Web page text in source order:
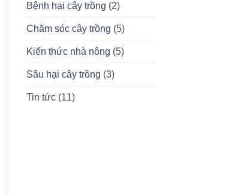
Bệnh hại cây trồng (2)
Chăm sóc cây trồng (5)
Kiến thức nhà nông (5)
Sâu hại cây trồng (3)
Tin tức(11)